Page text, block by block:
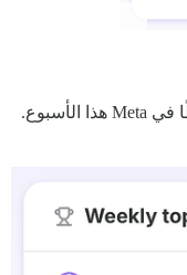
طريقة خفيفة لإبراز الأشخاص الأكثر نشاطًا في Meta هذا الأسبوع.